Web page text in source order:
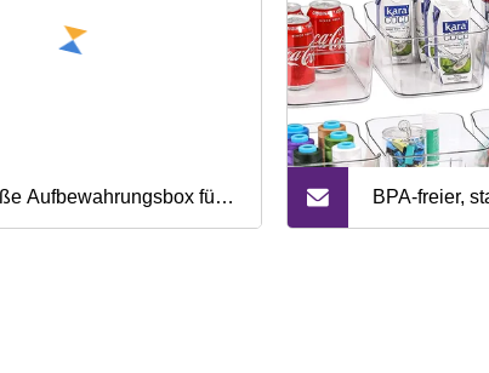
Aufbewahrungsbox für BPA-freier,